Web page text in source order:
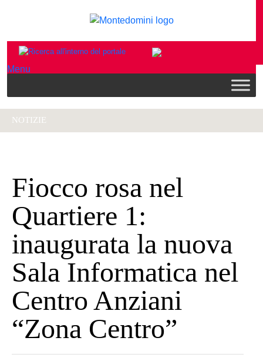
Menu
NOTIZIE
Fiocco rosa nel
Quartiere 1:
inaugurata la nuova
Sala Informatica nel
Centro Anziani
“Zona Centro”